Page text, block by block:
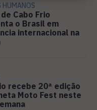
Cabo Frio
o Brasil em
internacional na
recebe 20ª edição
Moto Fest neste